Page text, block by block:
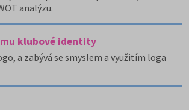
analýzu.
klubové identity
a zabývá se smyslem a využitím loga